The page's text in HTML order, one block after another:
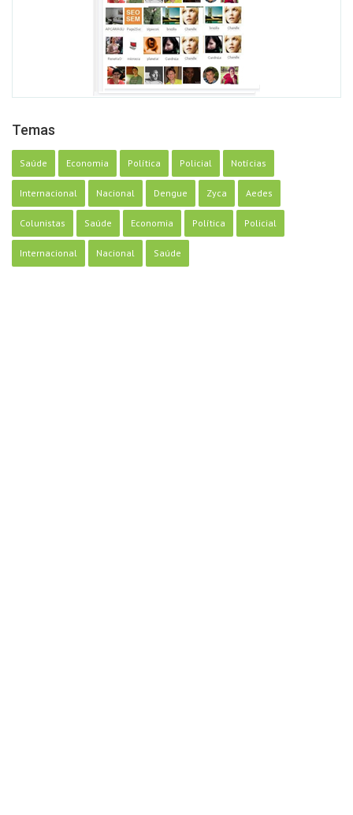
Temas
Saúde Economia Política Policial Notícias
Internacional Nacional Dengue Zyca Aedes
Colunistas Saúde Economia Política Policial
Internacional Nacional Saúde